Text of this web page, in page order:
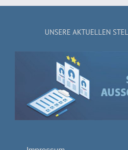
UNSERE AKTUELLEN